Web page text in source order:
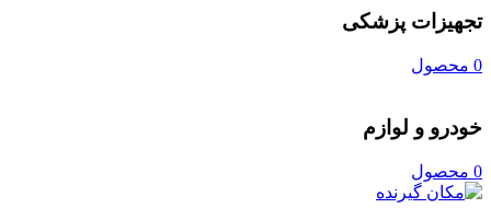
تجهیزات پزشکی
0 محصول
خودرو و لوازم
0 محصول